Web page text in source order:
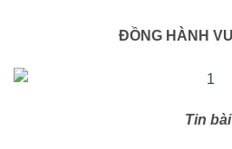
ĐỒNG HÀNH
Tin